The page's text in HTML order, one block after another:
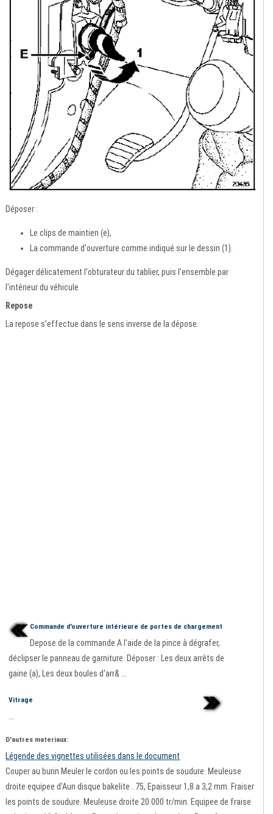
Déposer :
Le clips de maintien (e),
La commande d'ouverture comme indiqué sur le dessin (1).
Dégager délicatement l'obturateur du tablier, puis l'ensemble par
l'intérieur du véhicule
Repose
La repose s'effectue dans le sens inverse de la dépose.
Commande d'ouverture intérieure de portes de chargement
Depose de la commande A l'aide de la pince à dégrafer,
déclipser le panneau de garniture. Déposer : Les deux arrêts de
gaine (a), Les deux boules d'arr& ...
Vitrage
...
D'autres materiaux:
Légende des vignettes utilisées dans le document
Couper au burin Meuler le cordon ou les points de soudure. Meuleuse
droite equipee d'Aun disque bakelite . 75, Epaisseur 1,8 a 3,2 mm. Fraiser
les points de soudure. Meuleuse droite 20 000 tr/min. Equipee de fraise